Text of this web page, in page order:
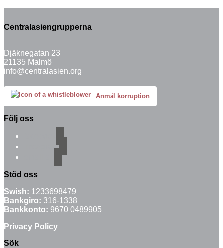
Centralasiengrupperna
Djäknegatan 23
21135 Malmö
info@centralasien.org
Anmäl korruption
Följ oss
instagram
Stöd oss
Swish: 1233698479
Bankgiro: 316-1338
Bankkonto: 9670 0489905
Privacy Policy
Sök